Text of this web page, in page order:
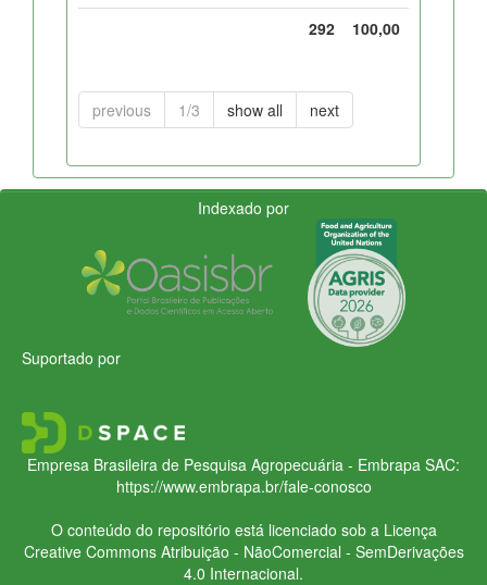
292
100,00
previous 1/3 show all next
Indexado por
Suportado por
Empresa Brasileira de Pesquisa Agropecuária - Embrapa SAC:
https://www.embrapa.br/fale-conosco
O conteúdo do repositório está licenciado sob a Licença
Creative CommonsAtribuição - NãoComercial - SemDerivações
4.0 Internacional.